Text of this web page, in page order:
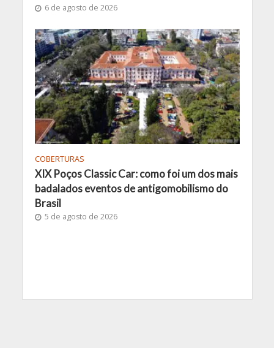
6 de agosto de 2026
COBERTURAS
XIX Poços Classic Car: como foi um dos mais
badalados eventos de antigomobilismo do
Brasil
5 de agosto de 2026